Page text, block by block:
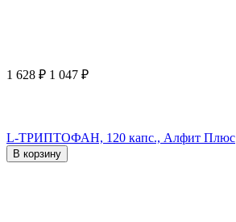
1 628 ₽ 1 047 ₽
L-ТРИПТОФАН, 120 капс., Алфит Плюс
В корзину